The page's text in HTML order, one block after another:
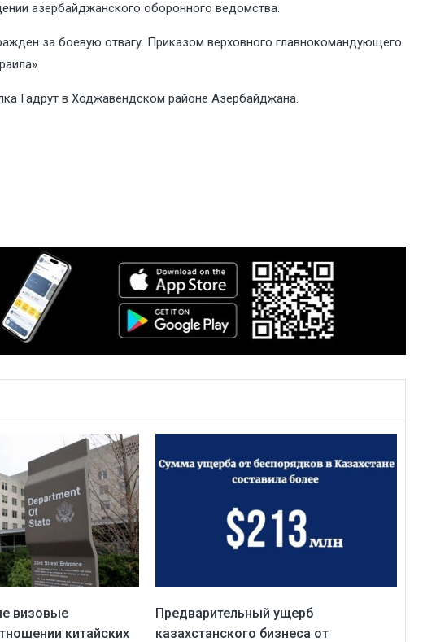
азербайджанского оборонного ведомства.
за боевую отвагу. Приказом верховного главнокомандующего
Гадрут в Ходжавендском районе Азербайджана.
визовые
китайских
Предварительный ущерб
казахстанского бизнеса от